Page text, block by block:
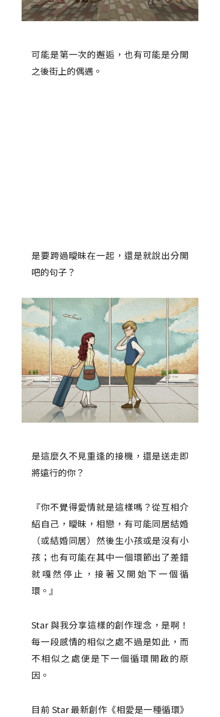
可能是第一次的邂逅，也有可能是分開
之後街上的偶遇。
是要跨過曖昧在一起，還是就說出分開
吧的句子？
是這麼久不見重逢的接機，還是送走即
將遠行的你？
『你不覺得愛情就是這樣嗎？從互相介
紹自己，曖昧，相戀，有可能同居結婚
（或結婚同居）然後生小孩或是沒有小
孩；也有可能在其中一個環節出了差錯
就嘎然停止，接著又開始下一個循
環。』
Star 與我分享這樣的創作理念，是啊！
每一段感情的相似之處不過是如此，而
不相似之處便是下一個循環開啟的原
因。
目前 Star 最新創作《相愛是一種循環》